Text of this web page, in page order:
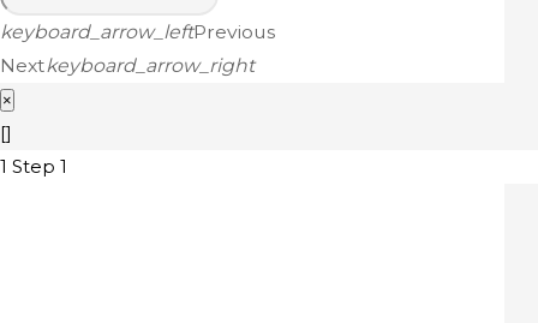
keyboard_arrow_leftPrevious
Nextkeyboard_arrow_right
×
[]
1 Step 1